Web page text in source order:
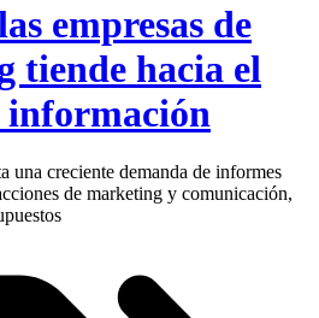
empresas de
tiende hacia el
información
una creciente demanda de informes
de marketing y comunicación,